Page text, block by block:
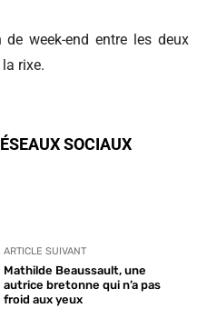
week-end entre les deux
rixe.
SOCIAUX
ARTICLE SUIVANT
Mathilde Beaussault, une
autrice bretonne qui n’a pas
froid aux yeux